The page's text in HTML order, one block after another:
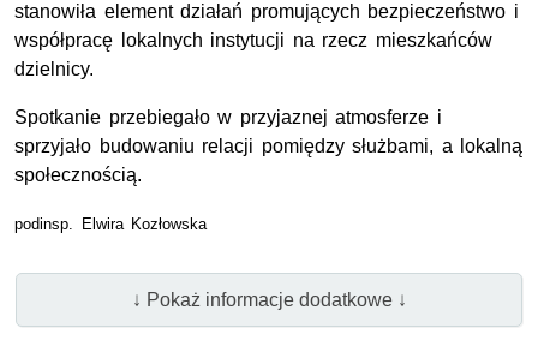
stanowiła element działań promujących bezpieczeństwo i
współpracę lokalnych instytucji na rzecz mieszkańców
dzielnicy.
Spotkanie przebiegało w przyjaznej atmosferze i
sprzyjało budowaniu relacji pomiędzy służbami, a lokalną
społecznością.
podinsp. Elwira Kozłowska
↓ Pokaż informacje dodatkowe ↓